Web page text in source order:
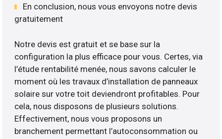
En conclusion, nous vous envoyons notre devis
gratuitement
Notre devis est gratuit et se base sur la
configuration la plus efficace pour vous. Certes, via
l’étude rentabilité menée, nous savons calculer le
moment où les travaux d’installation de panneaux
solaire sur votre toit deviendront profitables. Pour
cela, nous disposons de plusieurs solutions.
Effectivement, nous vous proposons un
branchement permettant l’autoconsommation ou